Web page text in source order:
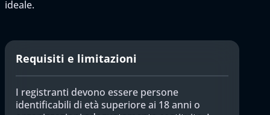
ideale.
Requisiti e limitazioni
I registranti devono essere persone
identificabili di età superiore ai 18 anni o